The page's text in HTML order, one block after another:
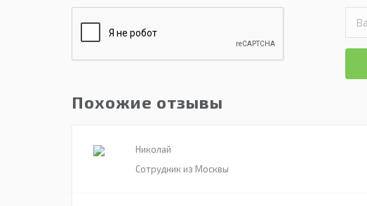
Похожие отзывы
Николай
Сотрудник из Москвы